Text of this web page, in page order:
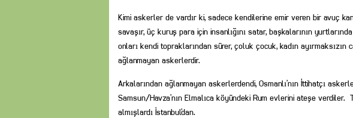
Kimi askerler de vardır ki, sadece kendilerine emir veren bir avuç
savaşır, üç kuruş para için insanlığını satar, başkalarının
onları kendi topraklarından sürer, çoluk çocuk, kadın
ağlanmayan askerlerdir.
Arkalarından ağlanmayan askerlerdendi, Osmanlı’nın İttihatçı
Samsun/Havza’nın Elmalıca köyündeki Rum evlerini ateşe verdiler.
almışlardı İstanbul’dan.